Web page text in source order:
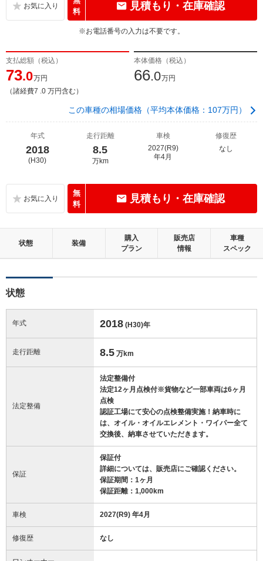
料
見積もり・在庫確認
※お電話番号の入力は不要です。
支払総額（税込）
73.0万円
（諸経費7 .0 万円含む）
本体価格（税込）
66.0万円
この車種の相場価格（平均本体価格：107万円）
年式
2018
(H30)
走行距離
8.5
万km
車検
2027(R9)
年4月
修復歴
なし
無
料
見積もり・在庫確認
状態 装備
購入
プラン
販売店
情報
車種
スペック
状態
年式 2018 (H30)年
走行距離 8.5 万km
法定整備
法定整備付
法定12ヶ月点検付※貨物など一部車両は6ヶ月
点検
認証工場にて安心の点検整備実施！納車時に
は、オイル・オイルエレメント・ワイパー全て
交換後、納車させていただきます。
保証
保証付
詳細については、販売店にご確認ください。
保証期間：1ヶ月
保証距離：1,000km
車検 2027(R9) 年4月
修復歴 なし